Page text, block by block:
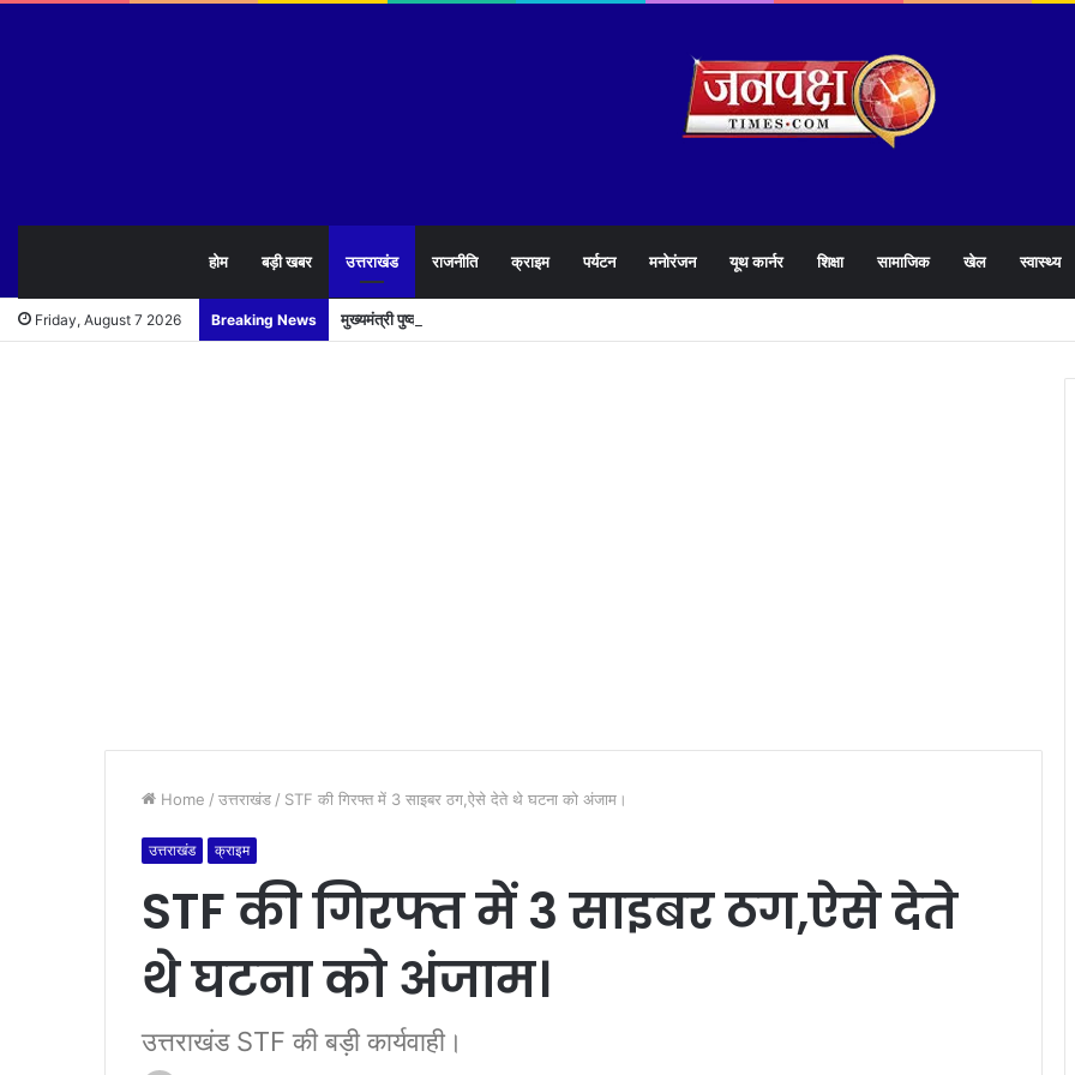
होम बड़ी खबर उत्तराखंड राजनीति क्राइम पर्यटन मनोरंजन यूथ कार्नर शिक्षा सामाजिक खेल स्वास्थ्य
Friday, August 7 2026 Breaking News मुख्यमंत्री पुष्कर सिंह धामी ने 1905 हेल्पलाइन की समीक्षा के दौरान लापरवाह अधिकारियों को लगाई फटकार
Home / उत्तराखंड / STF की गिरफ्त में 3 साइबर ठग,ऐसे देते थे घटना को अंजाम।
उत्तराखंड क्राइम
STF की गिरफ्त में 3 साइबर ठग,ऐसे देते
थे घटना को अंजाम।
उत्तराखंड STF की बड़ी कार्यवाही।